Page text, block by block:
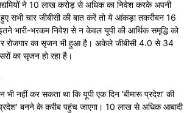
ने 10 लाख करोड़ से अधिक का निवेश करके अपनी
सभी चार जीबीसी की बात करें तो ये आंकड़ा तकरीबन 16
भारी-भरकम निवेश से न केवल यूपी की आर्थिक समृद्धि को
रोजगार का सृजन भी हुआ है। अकेले जीबीसी 4.0 से 34
का सृजन हो रहा है।
नहीं कर सकता था कि यूपी एक दिन ‘बीमारू प्रदेश’ की
बनने के करीब पहुंच जाएगा। 10 लाख से अधिक आबादी